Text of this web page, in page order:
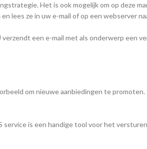
Het is ook mogelijk om op deze
lees ze in uw e-mail of op een webserver
een e-mail met als onderwerp een
om nieuwe aanbiedingen te
service is een handige tool voor het